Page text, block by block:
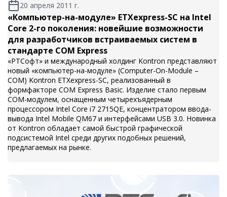
20 апреля 2011 г.
«Компьютер-на-модуле» ETXexpress-SC на Intel
Core 2-го поколения: новейшие возможности
для разработчиков встраиваемых систем в
стандарте COM Express
«РТСофт» и международный холдинг Kontron представляют
новый «компьютер-на-модуле» (Computer-On-Module –
COM) Kontron ETXexpress-SC, реализованный в
формфакторе COM Express Basic. Изделие стало первым
СОМ-модулем, оснащенным четырехъядерным
процессором Intel Core i7 2715QE, концентратором ввода-
вывода Intel Mobile QM67 и интерфейсами USB 3.0. Новинка
от Kontron обладает самой быстрой графической
подсистемой Intel среди других подобных решений,
предлагаемых на рынке.